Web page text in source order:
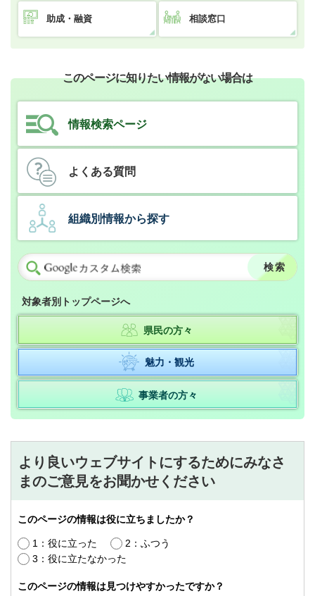
助成・融資 相談窓口
このページに知りたい情報がない場合は
情報検索ページ
よくある質問
組織別情報から探す
対象者別トップページへ
県民の方々
魅力・観光
事業者の方々
より良いウェブサイトにするためにみなさ
まのご意見をお聞かせください
このページの情報は役に立ちましたか？
1：役に立った
2：ふつう
3：役に立たなかった
このページの情報は見つけやすかったですか？